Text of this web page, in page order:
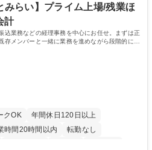
ができます。平均19:30の退勤以降の業
リハリのある働き方となります。 学
短大 語学力： 資格：
みらい】プライム上場/残業ほ
計
込業務などの経理事務を中心にお任せ。まずは正
メンバーと一緒に業務を進めながら段階的に経
クOK
年間休日120日以上
時間20時間以内
転勤なし